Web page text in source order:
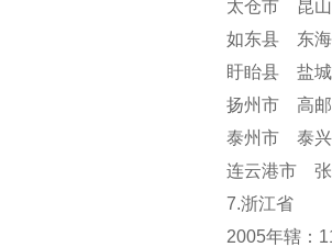
太仓市 昆
如东县 东
盱眙县 盐
扬州市 高
泰州市 泰
连云港市 张
7.浙江省
2005年辖：